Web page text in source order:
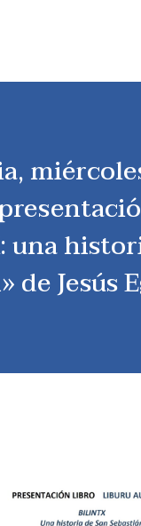
una
de Jesús